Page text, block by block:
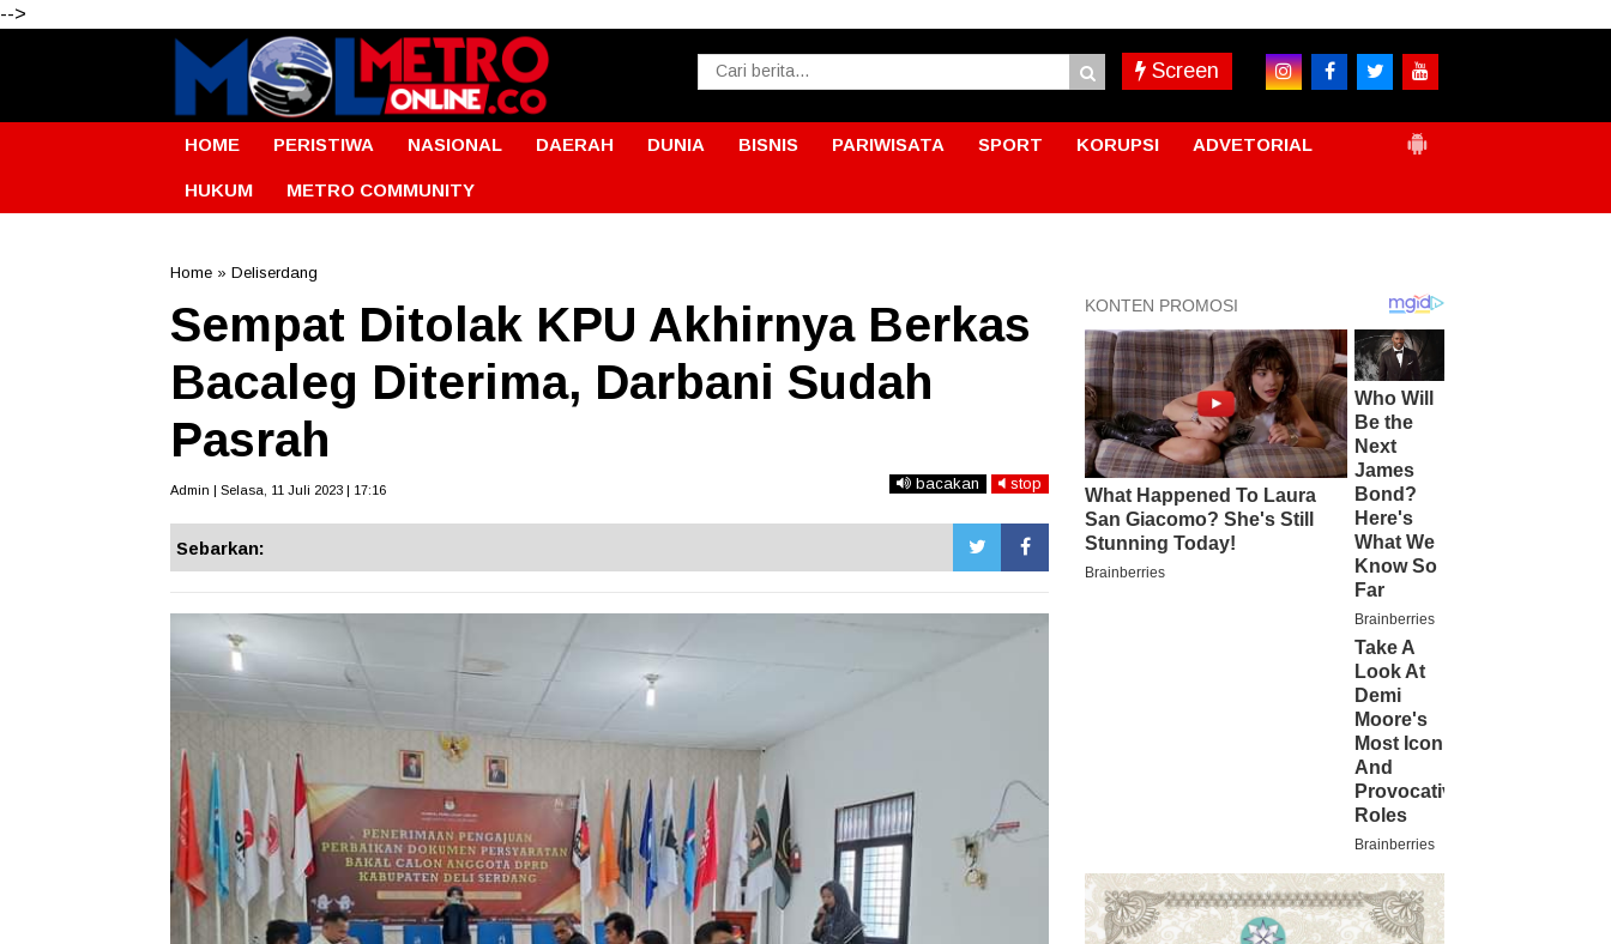
-->
Screen
HOME PERISTIWA NASIONAL DAERAH DUNIA BISNIS PARIWISATA SPORT KORUPSI ADVETORIAL
HUKUM METRO COMMUNITY
Home » Deliserdang
Sempat Ditolak KPU Akhirnya Berkas
Bacaleg Diterima, Darbani Sudah
Pasrah
Admin | Selasa, 11 Juli 2023 | 17:16 bacakan stop
Sebarkan: